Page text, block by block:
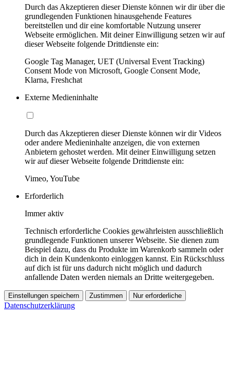
Durch das Akzeptieren dieser Dienste können wir dir über die
grundlegenden Funktionen hinausgehende Features
bereitstellen und dir eine komfortable Nutzung unserer
Webseite ermöglichen. Mit deiner Einwilligung setzen wir auf
dieser Webseite folgende Drittdienste ein:
Google Tag Manager, UET (Universal Event Tracking)
Consent Mode von Microsoft, Google Consent Mode,
Klarna, Freshchat
Externe Medieninhalte
Durch das Akzeptieren dieser Dienste können wir dir Videos
oder andere Medieninhalte anzeigen, die von externen
Anbietern gehostet werden. Mit deiner Einwilligung setzen
wir auf dieser Webseite folgende Drittdienste ein:
Vimeo, YouTube
Erforderlich
Immer aktiv
Technisch erforderliche Cookies gewährleisten ausschließlich
grundlegende Funktionen unserer Webseite. Sie dienen zum
Beispiel dazu, dass du Produkte im Warenkorb sammeln oder
dich in dein Kundenkonto einloggen kannst. Ein Rückschluss
auf dich ist für uns dadurch nicht möglich und dadurch
anfallende Daten werden niemals an Dritte weitergegeben.
Einstellungen speichern Zustimmen Nur erforderliche
Datenschutzerklärung